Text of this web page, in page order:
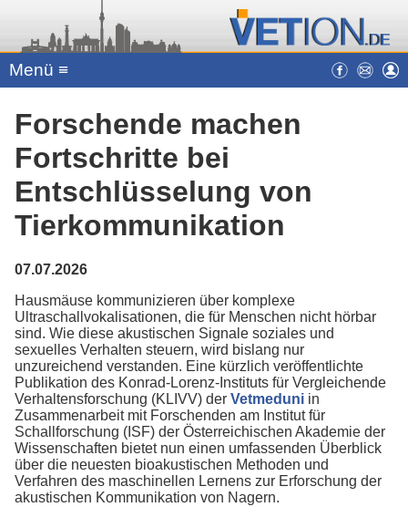
Menü ≡
Forschende machen
Fortschritte bei
Entschlüsselung von
Tierkommunikation
07.07.2026
Hausmäuse kommunizieren über komplexe
Ultraschallvokalisationen, die für Menschen nicht hörbar
sind. Wie diese akustischen Signale soziales und
sexuelles Verhalten steuern, wird bislang nur
unzureichend verstanden. Eine kürzlich veröffentlichte
Publikation des Konrad-Lorenz-Instituts für Vergleichende
Verhaltensforschung (KLIVV) der Vetmeduni in
Zusammenarbeit mit Forschenden am Institut für
Schallforschung (ISF) der Österreichischen Akademie der
Wissenschaften bietet nun einen umfassenden Überblick
über die neuesten bioakustischen Methoden und
Verfahren des maschinellen Lernens zur Erforschung der
akustischen Kommunikation von Nagern.